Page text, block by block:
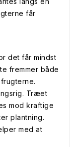
får
det får mindst
fremmer både
Træet
mod kraftige
plantning.
med at